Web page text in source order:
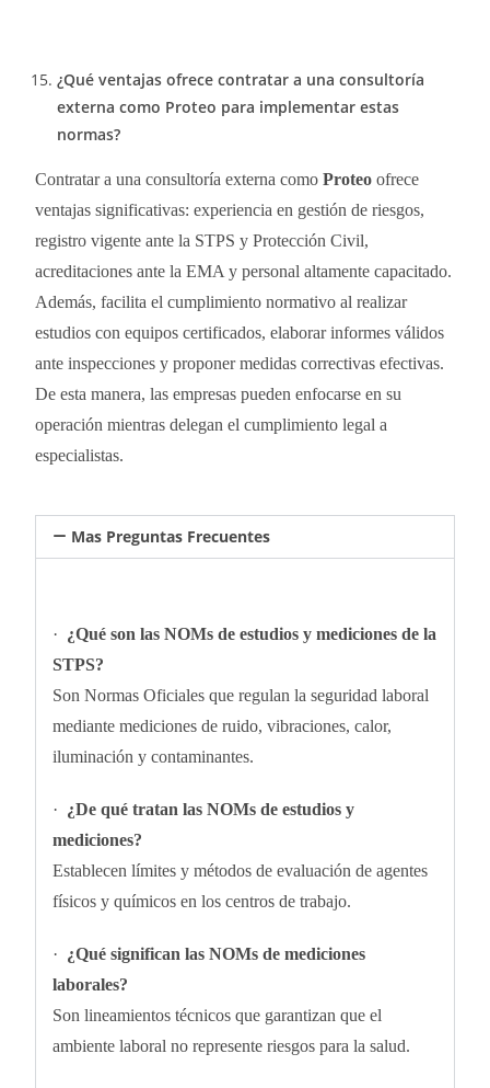
¿Qué ventajas ofrece contratar a una consultoría
externa como Proteo para implementar estas
normas?
Contratar a una consultoría externa comoProteo ofrece
ventajas significativas: experiencia en gestión de riesgos,
registro vigente ante la STPS y Protección Civil,
acreditaciones ante la EMA y personal altamente capacitado.
Además, facilita el cumplimiento normativo al realizar
estudios con equipos certificados, elaborar informes válidos
ante inspecciones y proponer medidas correctivas efectivas.
De esta manera, las empresas pueden enfocarse en su
operación mientras delegan el cumplimiento legal a
especialistas.
Mas Preguntas Frecuentes
· ¿Qué son las NOMs de estudios y mediciones de la
STPS?
Son Normas Oficiales que regulan la seguridad laboral
mediante mediciones de ruido, vibraciones, calor,
iluminación y contaminantes.
· ¿De qué tratan las NOMs de estudios y
mediciones?
Establecen límites y métodos de evaluación de agentes
físicos y químicos en los centros de trabajo.
· ¿Qué significan las NOMs de mediciones
laborales?
Son lineamientos técnicos que garantizan que el
ambiente laboral no represente riesgos para la salud.